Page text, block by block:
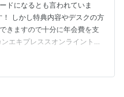
ドになるとも言われていま
しかし特典内容やデスクの方
きますので十分に年会費を支
エキプレススオンライントラ
スオンライントラベルから、